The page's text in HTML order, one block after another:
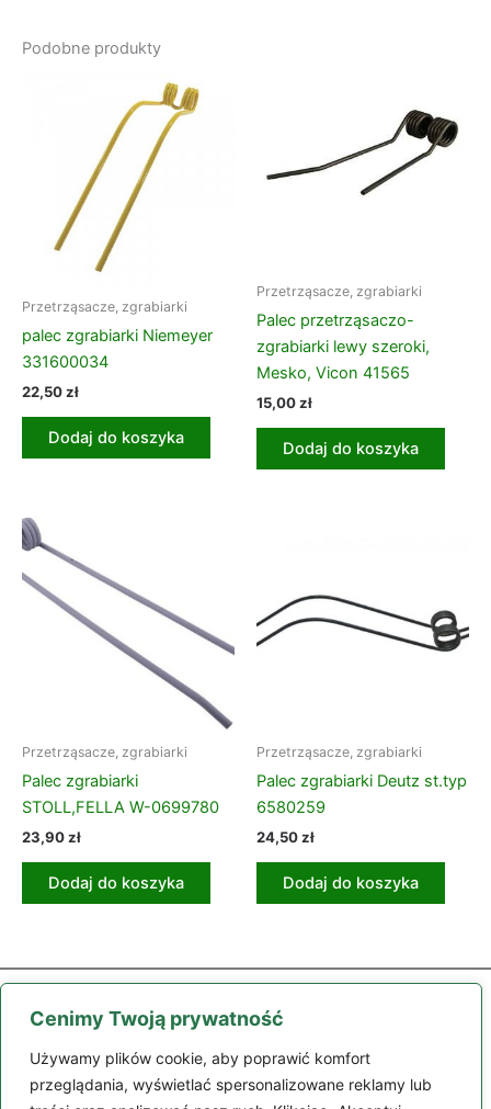
Cenimy Twoją prywatność
Używamy plików cookie, aby poprawić komfort
przeglądania, wyświetlać spersonalizowane reklamy lub
Podobne produkty
Przetrząsacze, zgrabiarki
palec zgrabiarki Niemeyer
331600034
22,50zł
Dodaj do koszyka
Przetrząsacze, zgrabiarki
Palec przetrząsaczo-
zgrabiarki lewy szeroki,
Mesko, Vicon 41565
15,00zł
Dodaj do koszyka
Przetrząsacze, zgrabiarki
Palec zgrabiarki
STOLL,FELLA W-0699780
23,90zł
Dodaj do koszyka
Przetrząsacze, zgrabiarki
Palec zgrabiarki Deutz st.typ
6580259
24,50zł
Dodaj do koszyka